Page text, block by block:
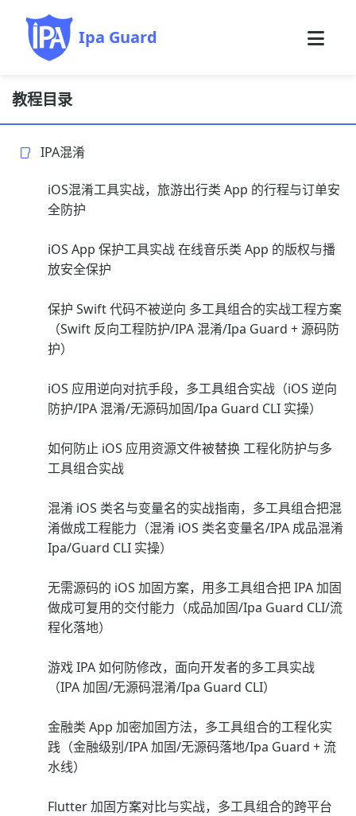
Ipa Guard
教程目录
IPA混淆
iOS混淆工具实战，旅游出行类 App 的行程与订单安
全防护
iOS App 保护工具实战 在线音乐类 App 的版权与播
放安全保护
保护 Swift 代码不被逆向 多工具组合的实战工程方案
（Swift 反向工程防护/IPA 混淆/Ipa Guard + 源码防
护）
iOS 应用逆向对抗手段，多工具组合实战（iOS 逆向
防护/IPA 混淆/无源码加固/Ipa Guard CLI 实操）
如何防止 iOS 应用资源文件被替换 工程化防护与多
工具组合实战
混淆 iOS 类名与变量名的实战指南，多工具组合把混
淆做成工程能力（混淆 iOS 类名变量名/IPA 成品混淆
Ipa/Guard CLI 实操）
无需源码的 iOS 加固方案，用多工具组合把 IPA 加固
做成可复用的交付能力（成品加固/Ipa Guard CLI/流
程化落地）
游戏 IPA 如何防修改，面向开发者的多工具实战
（IPA 加固/无源码混淆/Ipa Guard CLI）
金融类 App 加密加固方法，多工具组合的工程化实
践（金融级别/IPA 加固/无源码落地/Ipa Guard + 流
水线）
Flutter 加固方案对比与实战，多工具组合的跨平台